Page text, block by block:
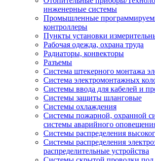
инженерные системы
Промышленные
контроллеры
Пункты установки
Рабочая одежда, охрана труда
Радиаторы, конвекторы
Разъемы
Система штекерного монтажа
Система электромонтажных
Системы ввода для кабелей и
Системы защиты шланговые
Системы охлаждения
Системы пожарной, охранной
системы аварийного
Системы распределения
Системы распределения
распределительные устройства